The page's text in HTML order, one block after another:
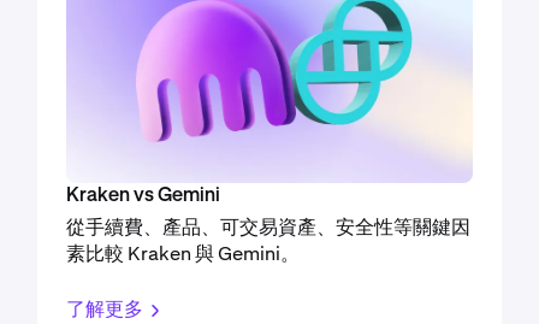
Kraken vs Gemini
從手續費、產品、可交易資產、安全性等關鍵因
素比較 Kraken 與 Gemini。
了解更多